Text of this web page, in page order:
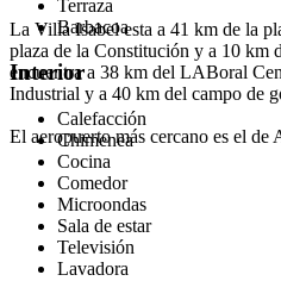
La Villa Isabel esta a 41 km de la
plaza de la Constitución y a 10 km
encuentra a 38 km del LABoral
Industrial y a 40 km del campo de
El aeropuerto más cercano es el de
Terraza
Barbacoa
Interior
Calefacción
Chimenea
Cocina
Comedor
Microondas
Sala de estar
Televisión
Lavadora